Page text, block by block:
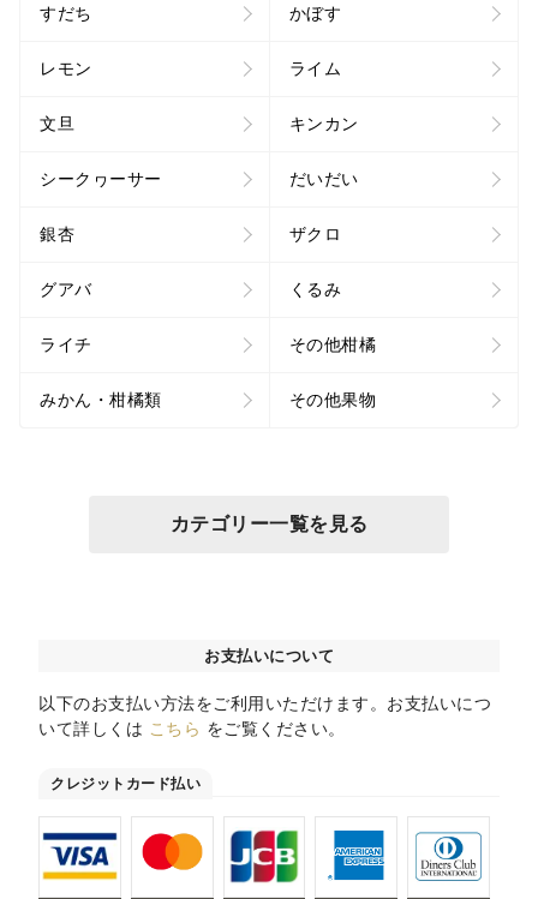
すだち かぼす
レモン ライム
文旦 キンカン
シークヮーサー だいだい
銀杏 ザクロ
グアバ くるみ
ライチ その他柑橘
みかん・柑橘類 その他果物
カテゴリー一覧を見る
お支払いについて
以下のお支払い方法をご利用いただけます。お支払いにつ
いて詳しくは こちら をご覧ください。
クレジットカード払い